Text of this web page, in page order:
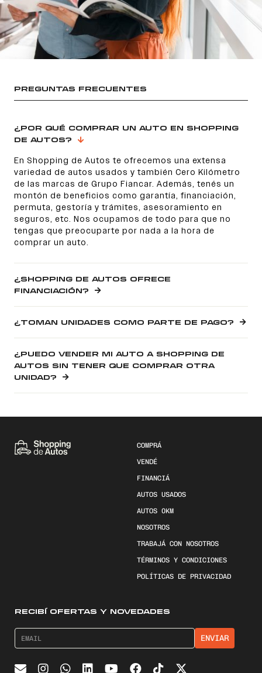
PREGUNTAS FRECUENTES
¿POR QUÉ COMPRAR UN AUTO EN SHOPPING
DE AUTOS?
En Shopping de Autos te ofrecemos una extensa
variedad de autos usados y también Cero Kilómetro
de las marcas de Grupo Fiancar. Además, tenés un
montón de beneficios como garantía, financiación,
permuta, gestoría y trámites, asesoramiento en
seguros, etc. Nos ocupamos de todo para que no
tengas que preocuparte por nada a la hora de
comprar un auto.
¿SHOPPING DE AUTOS OFRECE
FINANCIACIÓN?
¿TOMAN UNIDADES COMO PARTE DE PAGO?
¿PUEDO VENDER MI AUTO A SHOPPING DE
AUTOS SIN TENER QUE COMPRAR OTRA
UNIDAD?
COMPRÁ
VENDÉ
FINANCIÁ
AUTOS USADOS
AUTOS 0KM
NOSOTROS
TRABAJÁ CON NOSOTROS
TÉRMINOS Y CONDICIONES
POLÍTICAS DE PRIVACIDAD
RECIBÍ OFERTAS Y NOVEDADES